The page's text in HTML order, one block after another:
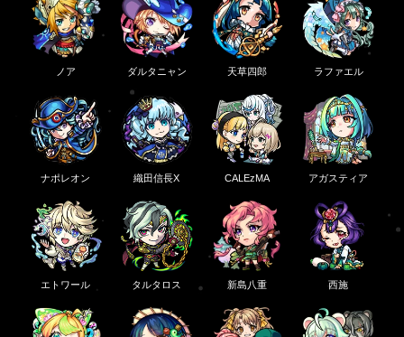
ノア ダルタニャン 天草四郎 ラファエル
ナポレオン 織田信長X CALEzMA アガスティア
エトワール タルタロス 新島八重 西施